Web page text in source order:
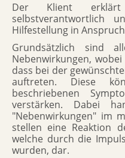
Der Klient
selbstverantwortlich
Hilfestellung in
Grundsätzlich sind
Nebenwirkungen,
dass bei der
auftreten. Diese
beschriebenen
verstärken. Dabei
"Nebenwirkungen" im
stellen eine Reaktion
welche durch die
wurden, dar.